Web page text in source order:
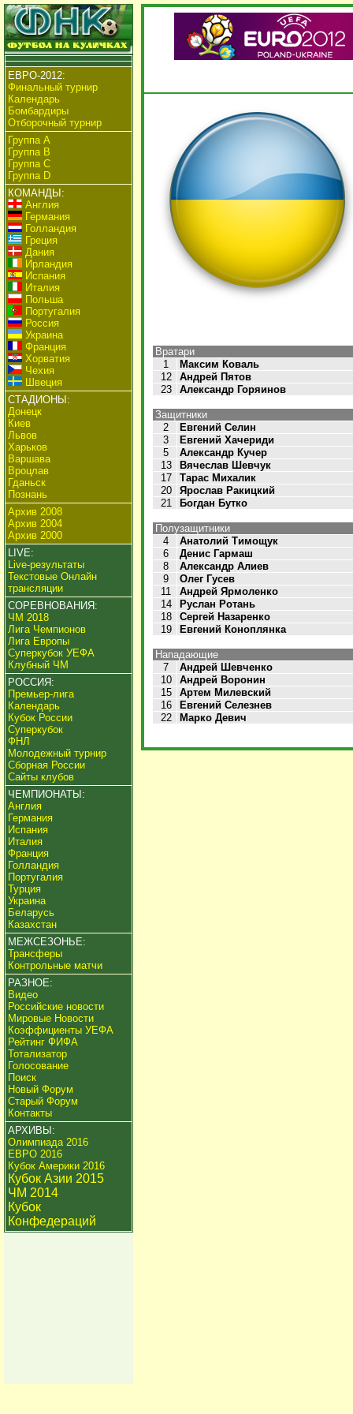
ЕВРО-2012:
Финальный турнир
Календарь
Бомбардиры
Отборочный турнир
Группа А
Группа B
Группа C
Группа D
КОМАНДЫ:
Англия
Германия
Голландия
Греция
Дания
Ирландия
Испания
Италия
Польша
Португалия
Россия
Украина
Франция
Хорватия
Чехия
Швеция
СТАДИОНЫ:
Донецк
Киев
Львов
Харьков
Варшава
Вроцлав
Гданьск
Познань
Архив 2008
Архив 2004
Архив 2000
LIVE:
Live-результаты
Текстовые Онлайн
трансляции
СОРЕВНОВАНИЯ:
ЧМ 2018
Лига Чемпионов
Лига Европы
Суперкубок УЕФА
Клубный ЧМ
РОССИЯ:
Премьер-лига
Календарь
Кубок России
Суперкубок
ФНЛ
Молодежный турнир
Сборная России
Сайты клубов
ЧЕМПИОНАТЫ:
Англия
Германия
Испания
Италия
Франция
Голландия
Португалия
Турция
Украина
Беларусь
Казахстан
МЕЖСЕЗОНЬЕ:
Трансферы
Контрольные матчи
РАЗНОЕ:
Видео
Российские новости
Мировые Новости
Коэффициенты УЕФА
Рейтинг ФИФА
Тотализатор
Голосование
Поиск
Новый Форум
Старый Форум
Контакты
АРХИВЫ:
Олимпиада 2016
ЕВРО 2016
Кубок Америки 2016
Кубок Азии 2015
ЧМ 2014
Кубок
Конфедераций
Вратари
1
Максим Коваль
12
Андрей Пятов
23
Александр Горяинов
Защитники
2
Евгений Селин
3
Евгений Хачериди
5
Александр Кучер
13
Вячеслав Шевчук
17
Тарас Михалик
20
Ярослав Ракицкий
21
Богдан Бутко
Полузащитники
4
Анатолий Тимощук
6
Денис Гармаш
8
Александр Алиев
9
Олег Гусев
11
Андрей Ярмоленко
14
Руслан Ротань
18
Сергей Назаренко
19
Евгений Коноплянка
Нападающие
7
Андрей Шевченко
10
Андрей Воронин
15
Артем Милевский
16
Евгений Селезнев
22
Марко Девич